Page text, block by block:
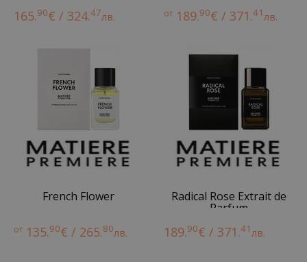
165.90€ / 324.47лв. от 189.90€ / 371.41лв.
French Flower
от 135.90€ / 265.80лв.
Radical Rose Extrait de
Parfum
189.90€ / 371.41лв.